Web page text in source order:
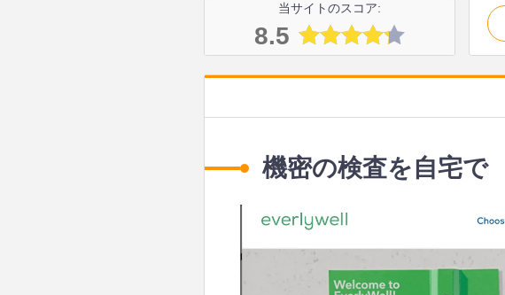
当サイトのスコア:
8.5
機密の検査を自宅で